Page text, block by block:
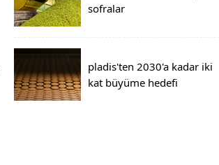
sofralar
pladis'ten 2030'a kadar iki
kat büyüme hedefi